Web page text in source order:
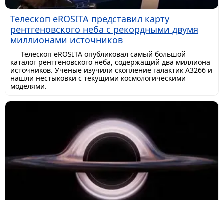
Телескоп eROSITA представил карту
рентгеновского неба с рекордными двумя
миллионами источников
Телескоп eROSITA опубликовал самый большой
каталог рентгеновского неба, содержащий два миллиона
источников. Ученые изучили скопление галактик A3266 и
нашли нестыковки с текущими космологическими
моделями.